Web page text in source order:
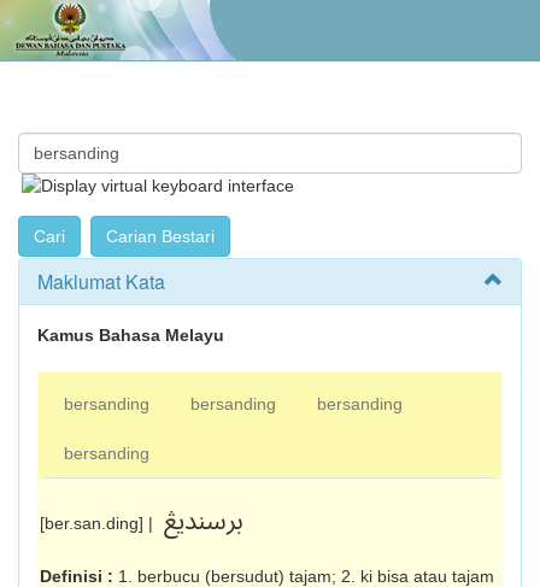
Maklumat Kata
Kamus Bahasa Melayu
bersanding bersanding bersanding
bersanding
[ber.san.ding] | برسنديڠ
Definisi : 1. berbucu (bersudut) tajam; 2. ki bisa atau tajam